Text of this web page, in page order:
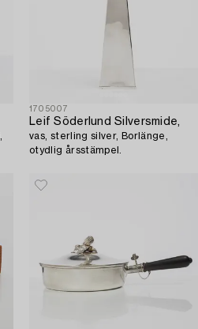
1705007
Leif Söderlund Silversmide,
vas, sterling silver, Borlänge,
otydlig årsstämpel.